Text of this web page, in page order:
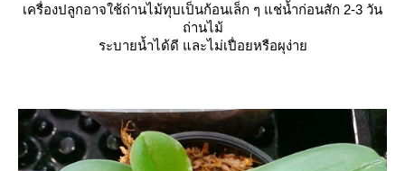
เครื่องปลูกอาจใช้ถ่านไม้ทุบเป็นก้อนเล็ก ๆ แช่น้ำก่อนสัก 2-3 วัน
ถ่านไม้
ระบายน้ำได้ดี และไม่เปื่อยหรือผุง่า